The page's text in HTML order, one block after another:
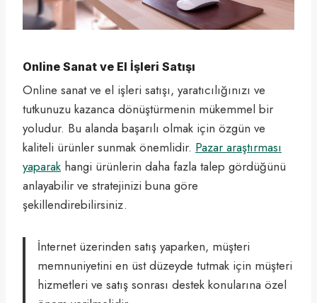
Online Sanat ve El İşleri Satışı
Online sanat ve el işleri satışı, yaratıcılığınızı ve
tutkunuzu kazanca dönüştürmenin mükemmel bir
yoludur. Bu alanda başarılı olmak için özgün ve
kaliteli ürünler sunmak önemlidir. Pazar araştırması
yaparak hangi ürünlerin daha fazla talep gördüğünü
anlayabilir ve stratejinizi buna göre
şekillendirebilirsiniz.
İnternet üzerinden satış yaparken, müşteri
memnuniyetini en üst düzeyde tutmak için müşteri
hizmetleri ve satış sonrası destek konularına özel